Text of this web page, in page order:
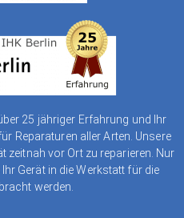
25 jähriger Erfahrung und Ihr
Reparaturen aller Arten. Unsere
zeitnah vor Ort zu reparieren. Nur
Gerät in die Werkstatt für die
werden.